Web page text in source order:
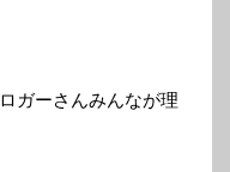
ガーさんみんなが理